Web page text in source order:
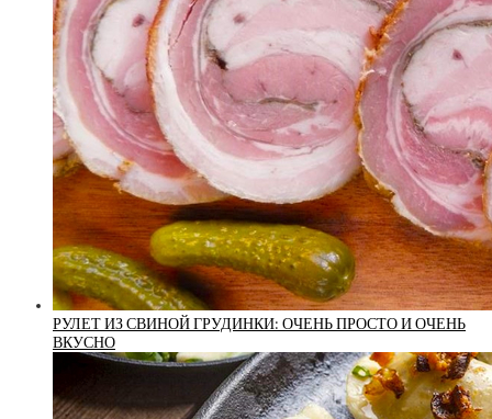
РУЛЕТ ИЗ СВИНОЙ ГРУДИНКИ: ОЧЕНЬ ПРОСТО И ОЧЕНЬ
ВКУСНО